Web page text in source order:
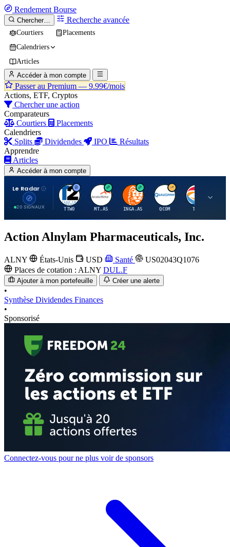
Rendement Bourse
Chercher… Recherche avancée
Courtiers
Placements
Calendriers
Articles
Accéder à mon compte
Passer au Premium — 9.99€/mois
Actions, ETF, Cryptos
Chercher une action
Comparateurs
Courtiers
Placements
Calendriers
Splits
Dividendes IPO
Résultats
Apprendre
Articles
Accéder à mon compte
Le Radar
20 SIGNAUX
T
TTWO
A
MT.AS
I
INGA.AS
Q
QCOM
T
TTE
Action Alnylam Pharmaceuticals, Inc.
ALNY États-Unis USD Santé
US02043Q1076
Places de cotation : ALNY DUL.F
Ajouter à mon portefeuille Créer une alerte
•
Synthèse Dividendes Finances
•
Sponsorisé
Connectez-vous pour ne plus voir de sponsors